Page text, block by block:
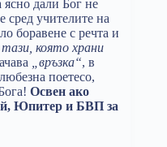
ясно дали Бог не
учителите на
боравене с речта и
тази, която храни
„връзка“, в
поетесо,
Освен ако
Юпитер и БВП за